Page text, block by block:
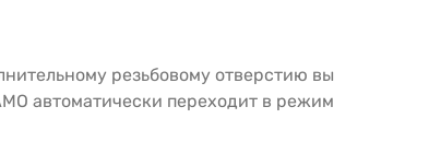
резьбовому отверстию вы
автоматически переходит в режим